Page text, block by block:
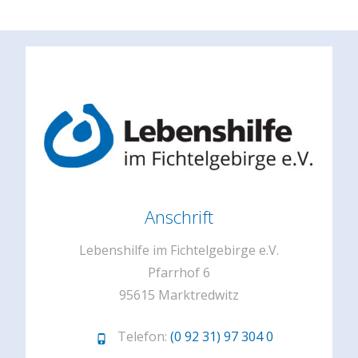
Varianten
können
auf
der
gewählt
Anschrift
Lebenshilfe im Fichtelgebirge e.V.
Pfarrhof 6
95615 Marktredwitz
Telefon: (0 92 31) 97 304 0